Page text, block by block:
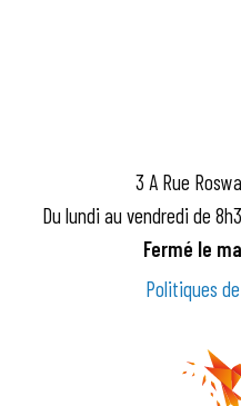
3 A Rue
Du lundi au vendredi de
Fermé le
Politiques